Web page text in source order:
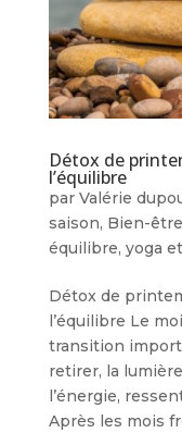
Détox de
l’équilibre
par Valérie
saison, Bien-
équilibre, yoga
Détox de
l’équilibre Le
transition
retirer, la
l’énergie,
Après les mois